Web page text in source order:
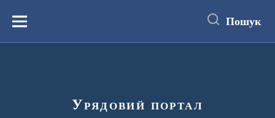
вмістуМеню Пошук
Урядовий портал